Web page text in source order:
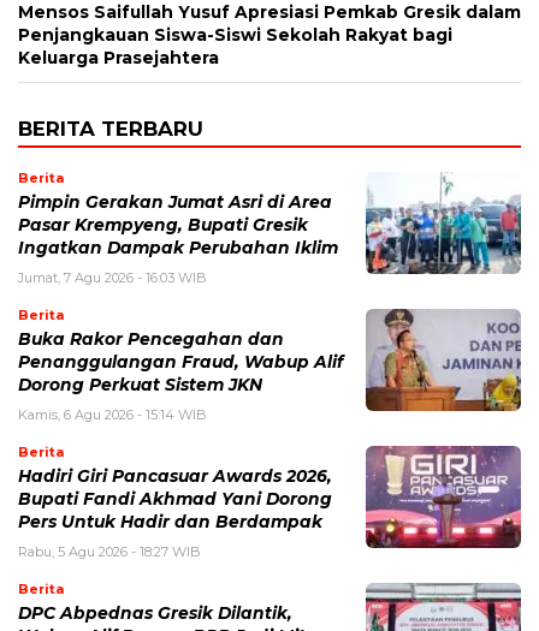
Mensos Saifullah Yusuf Apresiasi Pemkab Gresik dalam
Penjangkauan Siswa-Siswi Sekolah Rakyat bagi
Keluarga Prasejahtera
BERITA TERBARU
Berita
Pimpin Gerakan Jumat Asri di Area
Pasar Krempyeng, Bupati Gresik
Ingatkan Dampak Perubahan Iklim
Jumat, 7 Agu 2026 - 16:03 WIB
Berita
Buka Rakor Pencegahan dan
Penanggulangan Fraud, Wabup Alif
Dorong Perkuat Sistem JKN
Kamis, 6 Agu 2026 - 15:14 WIB
Berita
Hadiri Giri Pancasuar Awards 2026,
Bupati Fandi Akhmad Yani Dorong
Pers Untuk Hadir dan Berdampak
Rabu, 5 Agu 2026 - 18:27 WIB
Berita
DPC Abpednas Gresik Dilantik,